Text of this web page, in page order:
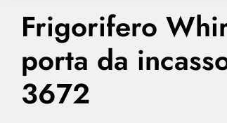
Frigorifero
porta da
3672